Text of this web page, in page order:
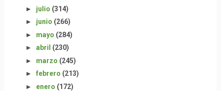
► julio (314)
► junio (266)
► mayo (284)
► abril (230)
► marzo (245)
► febrero (213)
► enero (172)